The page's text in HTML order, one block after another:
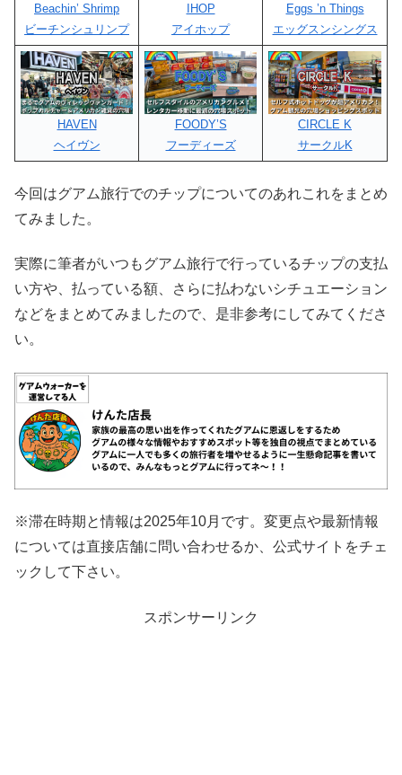
Beachin’ Shrimp
ビーチンシュリンプ
IHOP
アイホップ
Eggs ’n Things
エッグスンシングス
HAVEN
ヘイヴン
FOODY’S
フーディーズ
CIRCLE K
サークルK
今回はグアム旅行でのチップについてのあれこれをまとめ
てみました。
実際に筆者がいつもグアム旅行で行っているチップの支払
い方や、払っている額、さらに払わないシチュエーション
などをまとめてみましたので、是非参考にしてみてくださ
い。
※滞在時期と情報は2025年10月です。変更点や最新情報
については直接店舗に問い合わせるか、公式サイトをチェ
ックして下さい。
スポンサーリンク